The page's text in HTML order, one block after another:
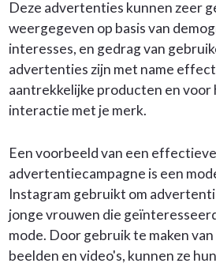
Deze advertenties kunnen zeer
weergegeven op basis van
interesses, en gedrag van
advertenties zijn met name
aantrekkelijke producten en voor
interactie met je merk.
Een voorbeeld van een
advertentiecampagne is een
Instagram gebruikt om
jonge vrouwen die
mode. Door gebruik te maken
beelden en video's, kunnen ze